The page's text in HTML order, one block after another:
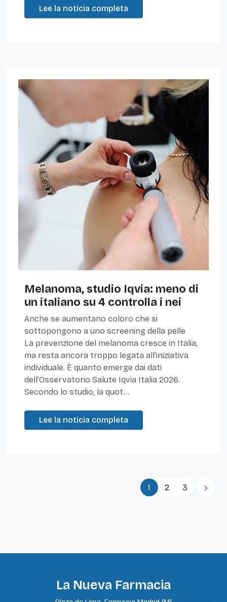
Lee la noticia completa
Melanoma, studio Iqvia: meno di
un italiano su 4 controlla i nei
Anche se aumentano coloro che si
sottopongono a uno screening della pelle
La prevenzione del melanoma cresce in Italia,
ma resta ancora troppo legata all’iniziativa
individuale. È quanto emerge dai dati
dell’Osservatorio Salute Iqvia Italia 2026.
Secondo lo studio, la quot...
Lee la noticia completa
1 2 3
La Nueva Farmacia